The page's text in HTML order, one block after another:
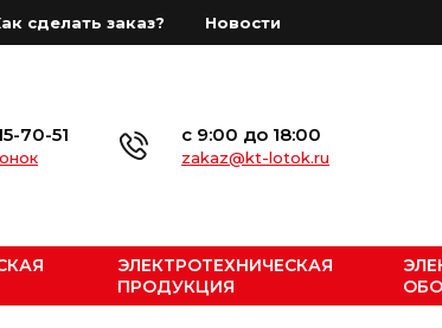
сделать заказ? Новости
70-51 с 9:00 до 18:00
zakaz@kt-lotok.ru
ЭЛЕКТРОТЕХНИЧЕСКАЯ
ПРОДУКЦИЯ